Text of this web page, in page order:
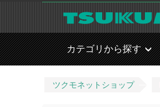
カテゴリから探す
ツクモネットショップ